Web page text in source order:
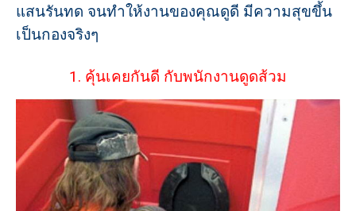
แสนรันทด จนทำให้งานของคุณดูดี มีความสุขขึ้น
เป็นกองจริงๆ
1. คุ้นเคยกันดี กับพนักงานดูดส้วม